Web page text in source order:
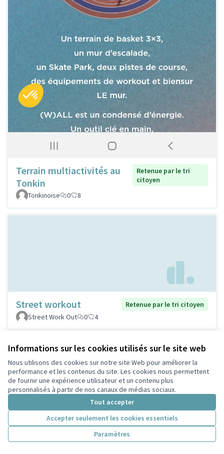
Informations sur les cookies utilisés sur le site web
Nous utilisons des cookies sur notre site Web pour améliorer la
performance et les contenus du site. Les cookies nous permettent
de fournir une expérience utilisateur et un contenu plus
personnalisés à partir de nos canaux de médias sociaux.
Tout accepter
Accepter seulement les cookies essentiels
Paramètres
Terrain multiactivités au
Tonkin
Retenue par le tri
citoyen
Tonkinoise
0 8
Street workout
Retenue par le tri citoyen
Street Work Out
0 4
Stations de réparation
vélos
Retenue par le tri